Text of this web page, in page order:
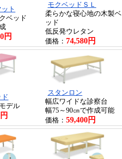
ト
ベッド
円
モクベッドＳＬ
柔らかな寝心地の木製ベ
ッド
低反発ウレタン
価格： 74,580円
デル
スタンロン
幅広ワイドな診察台
幅75～90㎝で作成可能
価格： 59,400円